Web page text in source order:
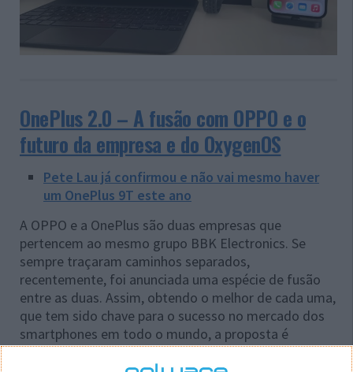
OnePlus 2.0 – A fusão com OPPO e o
futuro da empresa e do OxygenOS
Pete Lau já confirmou e não vai mesmo haver
um OnePlus 9T este ano
A OPPO e a OnePlus são duas empresas que
pertencem ao mesmo grupo BBK Electronics. Se
sempre traçaram caminhos separados,
recentemente, foi anunciada uma espécie de fusão
entre as duas. Assim, obtendo o melhor de cada uma,
que tem sido chave para o sucesso no mercado dos
smartphones em todo o mundo, a proposta é
oferecer algo ainda melhor aos consumidores.